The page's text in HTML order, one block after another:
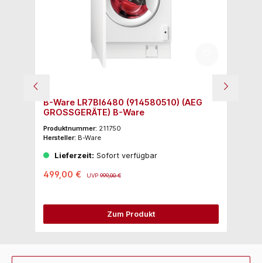
B-Ware LR7BI6480 (914580510) (AEG
GROSSGERÄTE) B-Ware
Produktnummer: 211750
Hersteller: B-Ware
Lieferzeit: Sofort verfügbar
499,00 € UVP999,00 €
Zum Produkt